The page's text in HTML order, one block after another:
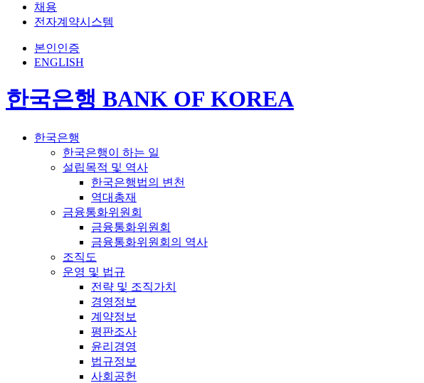
채용
전자계약시스템
본인인증
ENGLISH
한국은행 BANK OF KOREA
한국은행
한국은행이 하는 일
설립목적 및 역사
한국은행법의 변천
역대총재
금융통화위원회
금융통화위원회
금융통화위원회의 역사
조직도
운영 및 법규
전략 및 조직가치
경영정보
계약정보
평판조사
윤리경영
법규정보
사회공헌